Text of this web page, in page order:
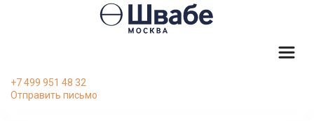
+7 499 951 48 32
Отправить письмо